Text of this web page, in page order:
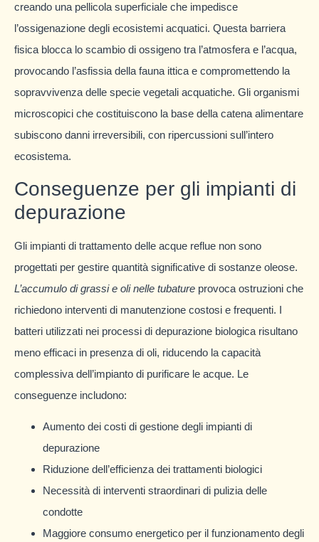
creando una pellicola superficiale che impedisce
l’ossigenazione degli ecosistemi acquatici. Questa barriera
fisica blocca lo scambio di ossigeno tra l’atmosfera e l’acqua,
provocando l’asfissia della fauna ittica e compromettendo la
sopravvivenza delle specie vegetali acquatiche. Gli organismi
microscopici che costituiscono la base della catena alimentare
subiscono danni irreversibili, con ripercussioni sull’intero
ecosistema.
Conseguenze per gli impianti di
depurazione
Gli impianti di trattamento delle acque reflue non sono
progettati per gestire quantità significative di sostanze oleose.
L’accumulo di grassi e oli nelle tubature provoca ostruzioni che
richiedono interventi di manutenzione costosi e frequenti. I
batteri utilizzati nei processi di depurazione biologica risultano
meno efficaci in presenza di oli, riducendo la capacità
complessiva dell’impianto di purificare le acque. Le
conseguenze includono:
Aumento dei costi di gestione degli impianti di
depurazione
Riduzione dell’efficienza dei trattamenti biologici
Necessità di interventi straordinari di pulizia delle
condotte
Maggiore consumo energetico per il funzionamento degli